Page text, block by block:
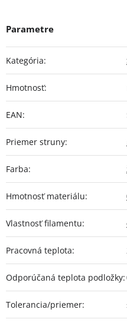
Kategória:
Hmotnosť:
EAN:
Priemer struny:
Farba:
Hmotnosť materiálu:
Vlastnosť filamentu:
Pracovná teplota:
Odporúčaná teplota podložky:
Tolerancia/priemer: